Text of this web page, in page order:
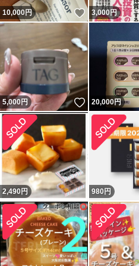
10,000円 いいね！
3,000 円
5,000円 いいね！
20,000円
2,490円 980 円